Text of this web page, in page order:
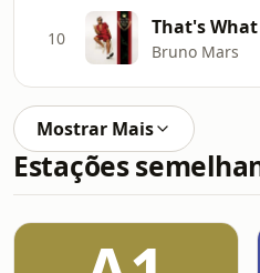
10 That's
Bruno Mars
Mostrar Mais
Estações